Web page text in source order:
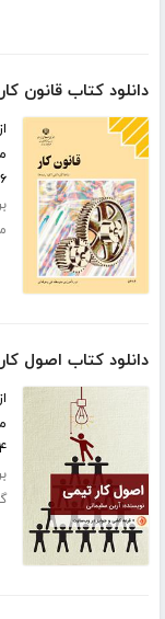
دانلود کتاب قانون کار
۹۶
دانلود کتاب اصول
۱۴